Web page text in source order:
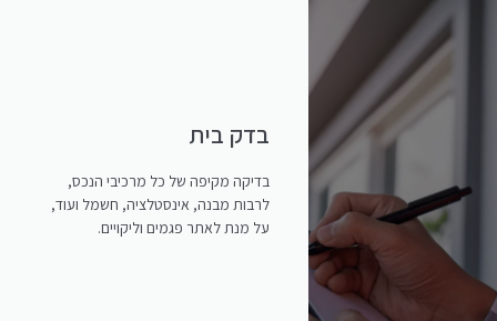
בדק בית
בדיקה מקיפה של כל מרכיבי הנכס,
לרבות מבנה, אינסטלציה, חשמל ועוד,
על מנת לאתר פגמים וליקויים.